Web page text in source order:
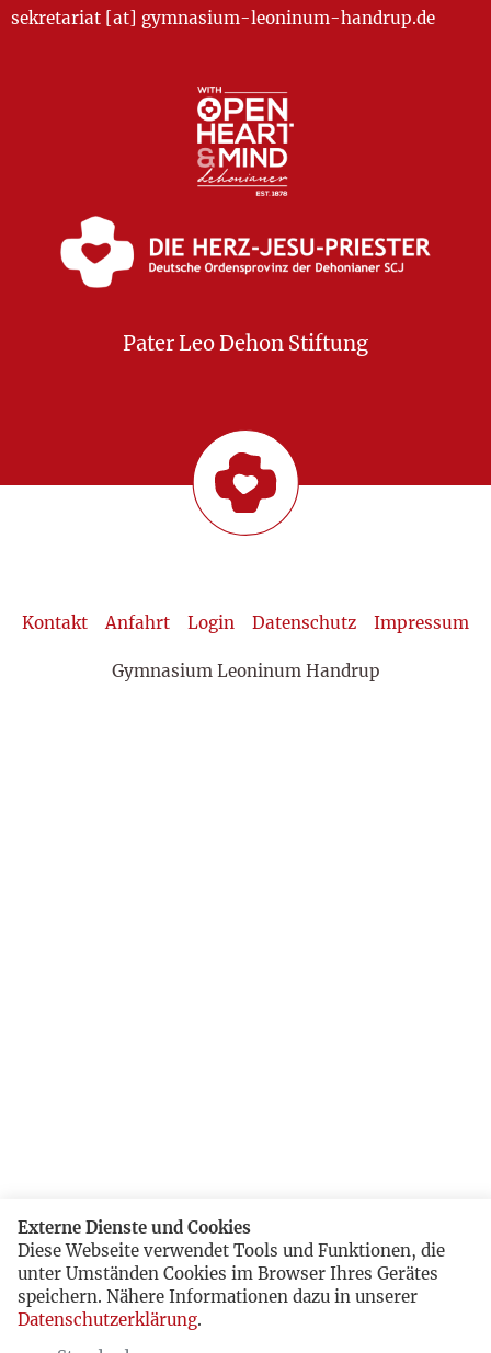
sekretariat [at] gymnasium-leoninum-handrup.de
Pater Leo Dehon Stiftung
Kontakt Anfahrt Login Datenschutz Impressum
Gymnasium Leoninum Handrup
Externe Dienste und Cookies
Diese Webseite verwendet Tools und Funktionen, die
unter Umständen Cookies im Browser Ihres Gerätes
speichern. Nähere Informationen dazu in unserer
Datenschutzerklärung.